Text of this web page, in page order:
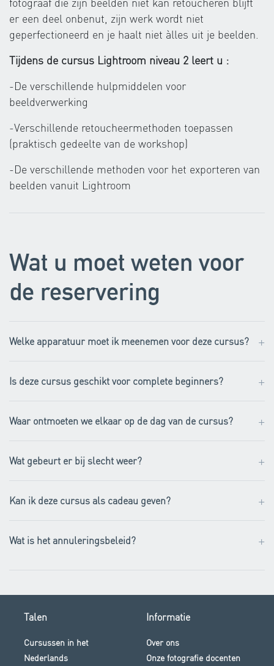
er een deel onbenut, zijn werk wordt niet
geperfectioneerd en je haalt niet àlles uit je beelden.
Tijdens de cursus Lightroom niveau 2 leert u :
-De verschillende hulpmiddelen voor
beeldverwerking
-Verschillende retoucheermethoden toepassen
(praktisch gedeelte van de workshop)
-De verschillende methoden voor het exporteren van
beelden vanuit Lightroom
Wat u moet weten voor
de reservering
Welke apparatuur moet ik meenemen voor deze cursus? +
Is deze cursus geschikt voor complete beginners? +
Waar ontmoeten we elkaar op de dag van de cursus? +
Wat gebeurt er bij slecht weer? +
Kan ik deze cursus als cadeau geven? +
Wat is het annuleringsbeleid? +
Talen
Cursussen in het
Nederlands
Informatie
Over ons
Onze fotografie docenten